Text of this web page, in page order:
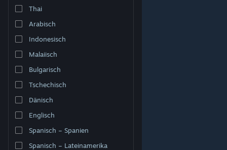
Desktopversion anzeigen
Thai
Arabisch
Indonesisch
Malaiisch
Bulgarisch
Tschechisch
Dänisch
Englisch
Spanisch – Spanien
Spanisch – Lateinamerika